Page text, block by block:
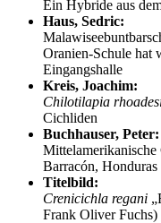
Ein Hybride aus
Haus, Sedric:
Oranien-Schule hat
Eingangshalle
Kreis, Joachim:
Chilotilapia
Cichliden
Buchhauser, Peter:
Barracón, Honduras
Titelbild:
Crenicichla regani
Frank Oliver Fuchs)